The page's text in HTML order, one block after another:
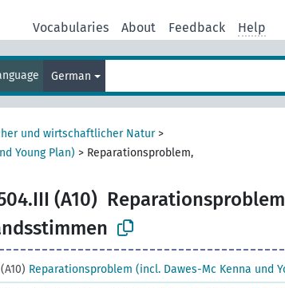
Vocabularies About Feedback Help
German
und wirtschaftlicher Natur>
Young Plan) > Reparationsproblem,
(A10)
Reparationsproblem (incl. Dawes-Mc Kenna und